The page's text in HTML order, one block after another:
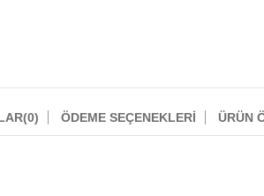
(0) ÖDEME SEÇENEKLERI ÜRÜN